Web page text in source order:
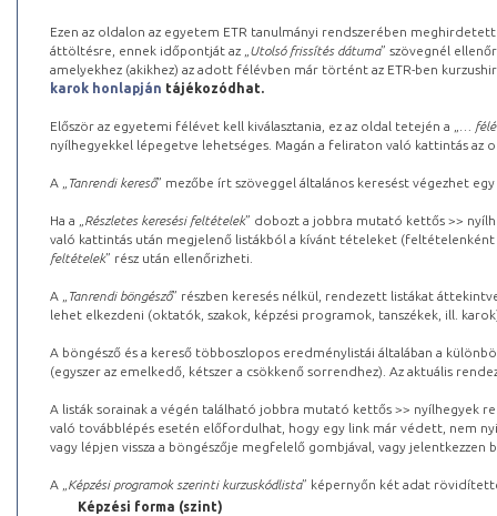
Ezen az oldalon az egyetem ETR tanulmányi rendszerében
áttöltésre, ennek időpontját az „ Utolsó frissítés dátuma” szövegnél
amelyekhez (akikhez) az adott félévben már történt az ETR-ben
karok honlapján tájékozódhat.
Először az egyetemi félévet kell kiválasztania, ez az oldal tetején a „
…
nyílhegyekkel lépegetve lehetséges. Magán a feliraton való kattintás az
A „ Tanrendi kereső” mezőbe írt szöveggel általános keresést végezhet
Ha a „ Részletes keresési feltételek” dobozt a jobbra mutató kettős >>
való kattintás után megjelenő listákból a kívánt tételeket (feltételenként
feltételek” rész után ellenőrizheti.
A „ Tanrendi böngésző” részben keresés nélkül, rendezett listákat
lehet elkezdeni (oktatók, szakok, képzési programok, tanszékek, ill.
A böngésző és a kereső többoszlopos eredménylistái általában a
(egyszer az emelkedő, kétszer a csökkenő sorrendhez). Az aktuális
A listák sorainak a végén található jobbra mutató kettős >> nyílhegyek
való továbblépés esetén előfordulhat, hogy egy link már védett, nem
vagy lépjen vissza a böngészője megfelelő gombjával, vagy
A „ Képzési programok szerinti kurzuskódlista” képernyőn két adat
Képzési forma (szint)